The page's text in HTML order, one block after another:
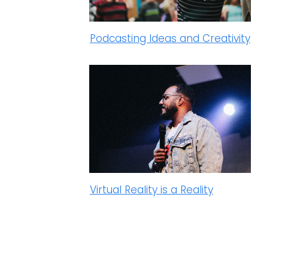
Podcasting Ideas and Creativity
Virtual Reality is a Reality